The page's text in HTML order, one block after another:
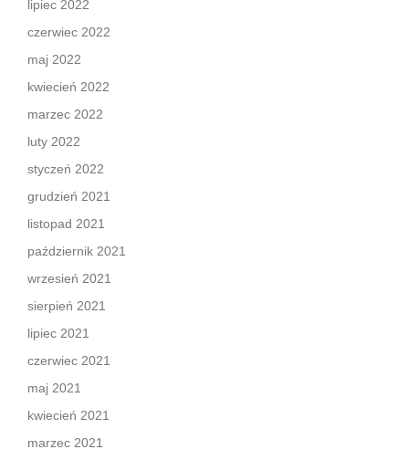
lipiec 2022
czerwiec 2022
maj 2022
kwiecień 2022
marzec 2022
luty 2022
styczeń 2022
grudzień 2021
listopad 2021
październik 2021
wrzesień 2021
sierpień 2021
lipiec 2021
czerwiec 2021
maj 2021
kwiecień 2021
marzec 2021